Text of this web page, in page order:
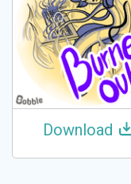
Download